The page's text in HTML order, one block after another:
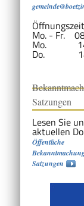
Mo. - Fr.
Mo.
Do.
Satzungen
Lesen Sie
aktuellen
Öffentliche
Satzungen